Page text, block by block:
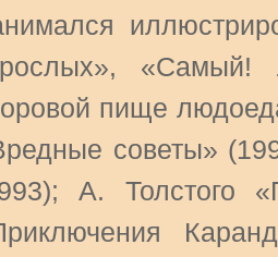
пище
советы»
А. Толстого